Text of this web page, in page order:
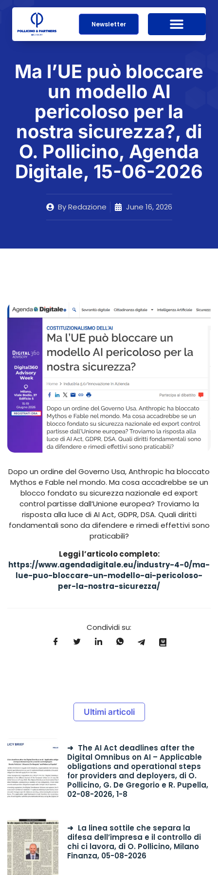
Newsletter
Ma l’UE può bloccare
un modello AI
pericoloso per la
nostra sicurezza?, di
O. Pollicino, Agenda
Digitale, 15-06-2026
ByRedazione June 16, 2026
Dopo un ordine del Governo Usa, Anthropic ha bloccato
Mythos e Fable nel mondo. Ma cosa accadrebbe se un
blocco fondato su sicurezza nazionale ed export
control partisse dall’Unione europea? Troviamo la
risposta alla luce di AI Act, GDPR, DSA. Quali diritti
fondamentali sono da difendere e rimedi effettivi sono
praticabili?
Leggi l’articolo completo:
https://www.agendadigitale.eu/industry-4-0/ma-
lue-puo-bloccare-un-modello-ai-pericoloso-
per-la-nostra-sicurezza/
Condividi su:
Ultimi articoli
The AI Act deadlines after the
Digital Omnibus on AI – Applicable
obligations and operational steps
for providers and deployers, di O.
Pollicino, G. De Gregorio e R. Pupella,
02-08-2026, 1-8
La linea sottile che separa la
difesa dell’impresa e il controllo di
chi ci lavora, di O. Pollicino, Milano
Finanza, 05-08-2026